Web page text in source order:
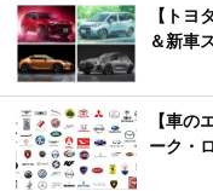
【トヨ
＆新車
【車の
ーク・